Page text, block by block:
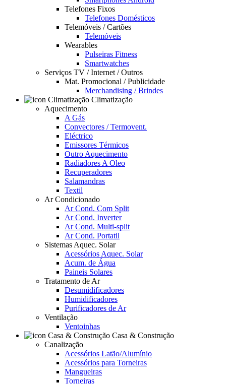
Telefones Fixos
Telefones Domésticos
Telemóveis / Cartões
Telemóveis
Wearables
Pulseiras Fitness
Smartwatches
Serviços TV / Internet / Outros
Mat. Promocional / Publicidade
Merchandising / Brindes
Climatização
Aquecimento
A Gás
Convectores / Termovent.
Eléctrico
Emissores Térmicos
Outro Aquecimento
Radiadores A Oleo
Recuperadores
Salamandras
Textil
Ar Condicionado
Ar Cond. Com Split
Ar Cond. Inverter
Ar Cond. Multi-split
Ar Cond. Portatil
Sistemas Aquec. Solar
Acessórios Aquec. Solar
Acum. de Água
Paineis Solares
Tratamento de Ar
Desumidificadores
Humidificadores
Purificadores de Ar
Ventilação
Ventoinhas
Casa & Construção
Canalização
Acessórios Latão/Alumínio
Acessórios para Torneiras
Mangueiras
Torneiras